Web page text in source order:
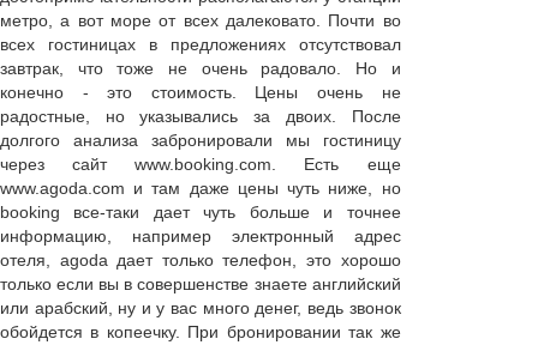
метро, а вот море от всех далековато. Почти во
всех гостиницах в предложениях отсутствовал
завтрак, что тоже не очень радовало. Но и
конечно - это стоимость. Цены очень не
радостные, но указывались за двоих. После
долгого анализа забронировали мы гостиницу
через сайт www.booking.com. Есть еще
www.agoda.com и там даже цены чуть ниже, но
booking все-таки дает чуть больше и точнее
информацию, например электронный адрес
отеля, agoda дает только телефон, это хорошо
только если вы в совершенстве знаете английский
или арабский, ну и у вас много денег, ведь звонок
обойдется в копеечку. При бронировании так же